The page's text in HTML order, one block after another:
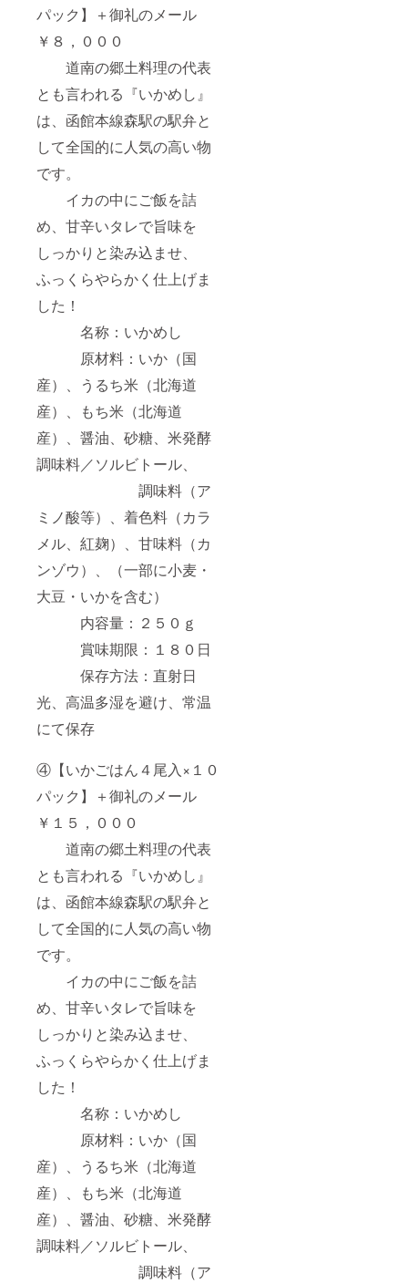
パック】＋御礼のメール
￥８，０００
道南の郷土料理の代表
とも言われる『いかめし』
は、函館本線森駅の駅弁と
して全国的に人気の高い物
です。
イカの中にご飯を詰
め、甘辛いタレで旨味を
しっかりと染み込ませ、
ふっくらやらかく仕上げま
した！
名称：いかめし
原材料：いか（国
産）、うるち米（北海道
産）、もち米（北海道
産）、醤油、砂糖、米発酵
調味料／ソルビトール、
調味料（ア
ミノ酸等）、着色料（カラ
メル、紅麹）、甘味料（カ
ンゾウ）、（一部に小麦・
大豆・いかを含む）
内容量：２５０ｇ
賞味期限：１８０日
保存方法：直射日
光、高温多湿を避け、常温
にて保存
④【いかごはん４尾入×１０
パック】＋御礼のメール
￥１５，０００
道南の郷土料理の代表
とも言われる『いかめし』
は、函館本線森駅の駅弁と
して全国的に人気の高い物
です。
イカの中にご飯を詰
め、甘辛いタレで旨味を
しっかりと染み込ませ、
ふっくらやらかく仕上げま
した！
名称：いかめし
原材料：いか（国
産）、うるち米（北海道
産）、もち米（北海道
産）、醤油、砂糖、米発酵
調味料／ソルビトール、
調味料（ア